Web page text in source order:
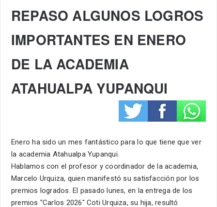
REPASO ALGUNOS LOGROS
IMPORTANTES EN ENERO
DE LA ACADEMIA
ATAHUALPA YUPANQUI
Enero ha sido un mes fantástico para lo que tiene que ver
la academia Atahualpa Yupanqui.
Hablamos con el profesor y coordinador de la academia,
Marcelo Urquiza, quien manifestó su satisfacción por los
premios logrados. El pasado lunes, en la entrega de los
premios "Carlos 2026" Coti Urquiza, su hija, resultó